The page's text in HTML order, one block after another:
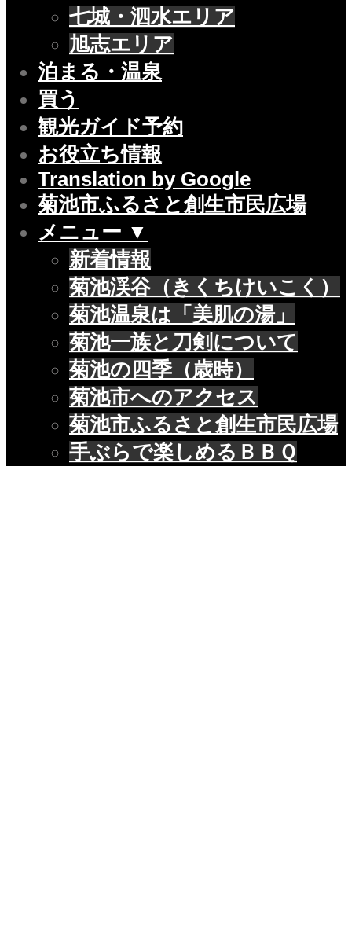
七城・泗水エリア
旭志エリア
泊まる・温泉
買う
観光ガイド予約
お役立ち情報
Translation by Google
菊池市ふるさと創生市民広場
メニュー ▼
新着情報
菊池渓谷（きくちけいこく）
菊池温泉は「美肌の湯」
菊池一族と刀剣について
菊池の四季（歳時）
菊池市へのアクセス
菊池市ふるさと創生市民広場
手ぶらで楽しめるＢＢＱ